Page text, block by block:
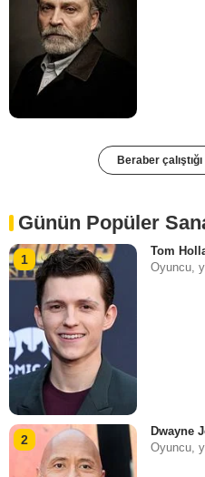
Beraber
Günün Popüler
1
Tom
Oyuncu,
2
Dwayne
Oyuncu,